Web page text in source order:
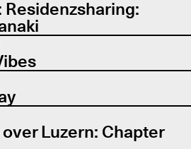
Residenzsharing:
Luzern: Chapter